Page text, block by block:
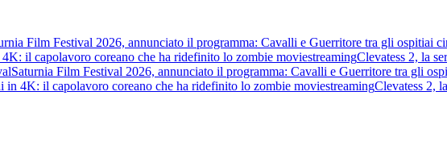
Film Festival 2026, annunciato il programma: Cavalli e Guerritore tra gli ospitiai
il capolavoro coreano che ha ridefinito lo zombie moviestreamingClevatess 2, la
Saturnia Film Festival 2026, annunciato il programma: Cavalli e Guerritore tra gli
4K: il capolavoro coreano che ha ridefinito lo zombie moviestreamingClevatess 2,